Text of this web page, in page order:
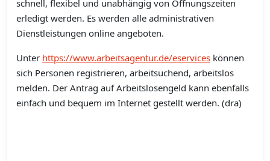
schnell, flexibel und unabhängig von Öffnungszeiten
erledigt werden. Es werden alle administrativen
Dienstleistungen online angeboten.
Unter https://www.arbeitsagentur.de/eservices können
sich Personen registrieren, arbeitsuchend, arbeitslos
melden. Der Antrag auf Arbeitslosengeld kann ebenfalls
einfach und bequem im Internet gestellt werden. (dra)